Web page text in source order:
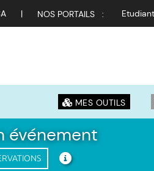
| NOS PORTAILS :
MES OUTILS
événement